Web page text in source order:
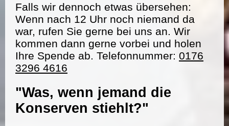
Falls wir dennoch etwas übersehen:
Wenn nach 12 Uhr noch niemand da
war, rufen Sie gerne bei uns an. Wir
kommen dann gerne vorbei und holen
Ihre Spende ab. Telefonnummer: 0176
3296 4616
"Was, wenn jemand die
Konserven stiehlt?"